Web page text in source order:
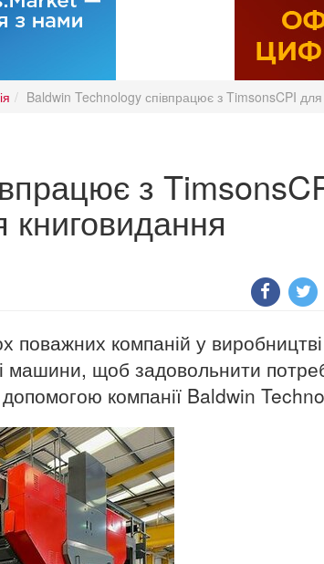
Baldwin Technology співпрацює з TimsonsCPI
з
книговидання
поважних компаній у
машини, щоб задовольнити
компанії Baldwin